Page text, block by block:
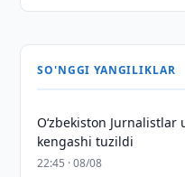
SO'NGGI YANGILIKLAR
O‘zbekiston
kengashi tuzildi
22:45 · 08/08